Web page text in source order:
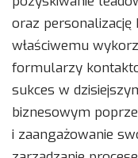
oraz personalizację
właściwemu
formularzy
sukces w
biznesowym
i zaangażowanie